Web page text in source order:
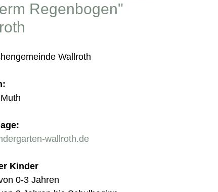
Regenbogen"
Wallroth
wallroth.de
Kinder
0-3 Jahren